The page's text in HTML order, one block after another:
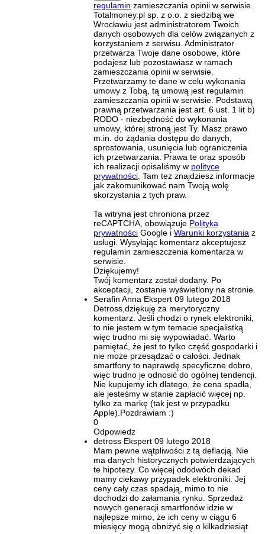
regulamin zamieszczania opinii w serwisie.
Totalmoney.pl sp. z o.o. z siedzibą we
Wrocławiu jest administratorem Twoich
danych osobowych dla celów związanych z
korzystaniem z serwisu. Administrator
przetwarza Twoje dane osobowe, które
podajesz lub pozostawiasz w ramach
zamieszczania opinii w serwisie.
Przetwarzamy te dane w celu wykonania
umowy z Tobą, tą umową jest regulamin
zamieszczania opinii w serwisie. Podstawą
prawną przetwarzania jest art. 6 ust. 1 lit b)
RODO - niezbędność do wykonania
umowy, której stroną jest Ty. Masz prawo
m.in. do żądania dostępu do danych,
sprostowania, usunięcia lub ograniczenia
ich przetwarzania. Prawa te oraz sposób
ich realizacji opisaliśmy w polityce
prywatności . Tam też znajdziesz informacje
jak zakomunikować nam Twoją wolę
skorzystania z tych praw.
Ta witryna jest chroniona przez
reCAPTCHA, obowiązuje Polityka
prywatności Google i Warunki korzystania z
usługi. Wysyłając komentarz akceptujesz
regulamin zamieszczenia komentarza w
serwisie.
Dziękujemy!
Twój komentarz został dodany. Po
akceptacji, zostanie wyświetlony na stronie.
Serafin Anna Ekspert 09 lutego 2018
Detross,dziękuję za merytoryczny
komentarz. Jeśli chodzi o rynek elektroniki,
to nie jestem w tym temacie specjalistką
więc trudno mi się wypowiadać. Warto
pamiętać, że jest to tylko część gospodarki i
nie może przesądzać o całości. Jednak
smartfony to naprawdę specyficzne dobro,
więc trudno je odnosić do ogólnej tendencji.
Nie kupujemy ich dlatego, że cena spadła,
ale jesteśmy w stanie zapłacić więcej np.
tylko za markę (tak jest w przypadku
Apple).Pozdrawiam :)
0
Odpowiedz
detross Ekspert 09 lutego 2018
Mam pewne wątpliwości z tą deflacją. Nie
ma danych historycznych potwierdzających
te hipotezy. Co więcej ododwóch dekad
mamy ciekawy przypadek elektroniki. Jej
ceny cały czas spadają, mimo to nie
dochodzi do załamania rynku. Sprzedaż
nowych generacji smartfonów idzie w
najlepsze mimo, że ich ceny w ciągu 6
miesięcy mogą obniżyć się o kilkadziesiąt